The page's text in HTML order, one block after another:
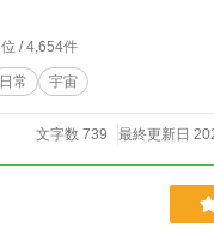
位 / 4,654件
日常 宇宙
文字数 739 最終更新日